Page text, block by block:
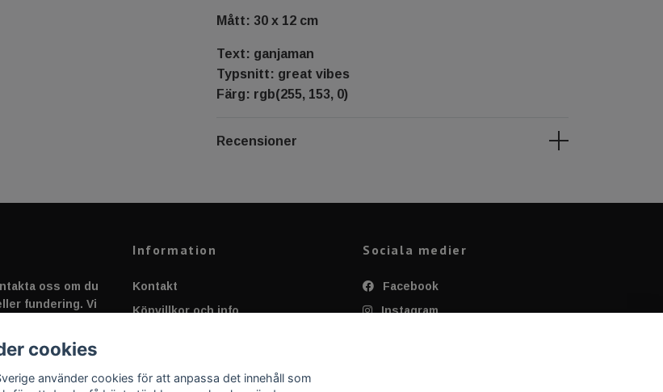
Mått: 30 x 12 cm
Text: ganjaman
Typsnitt: great vibes
Färg: rgb(255, 153, 0)
Recensioner
oss om du
fundering. Vi
Information
Kontakt
Köpvillkor och info
Applicering av Dekal
Sociala medier
Facebook
Instagram
cookies
använder cookies för att anpassa det innehåll som